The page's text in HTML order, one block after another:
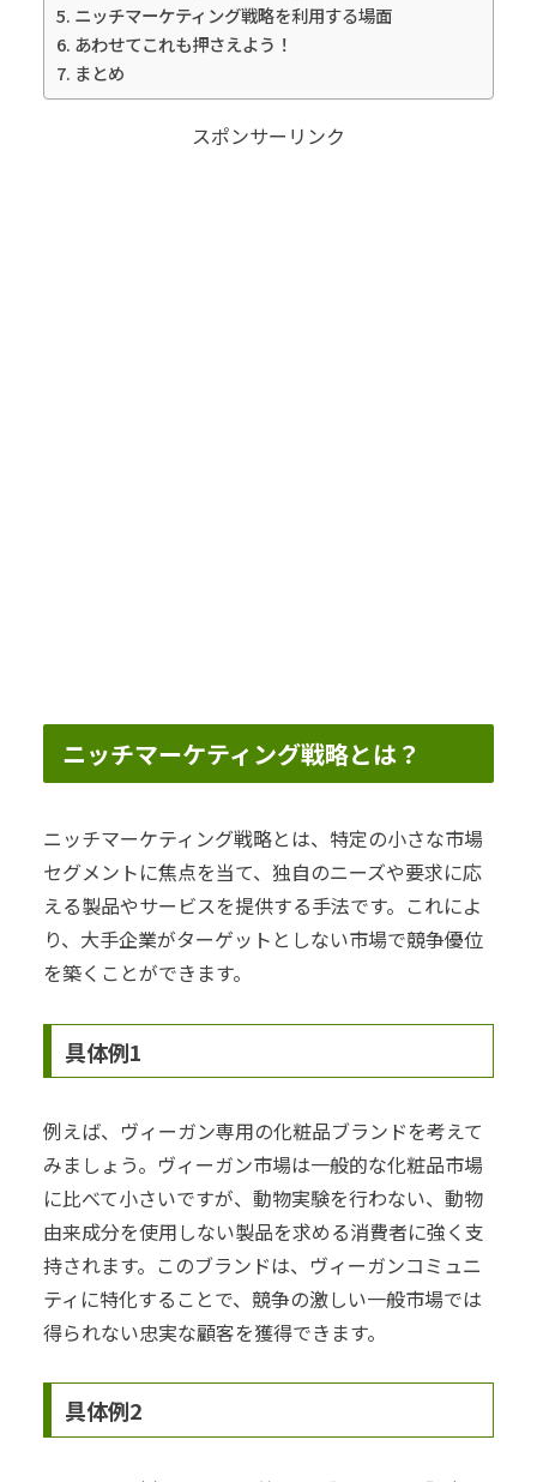
ニッチマーケティング戦略を利用する場面
あわせてこれも押さえよう！
まとめ
スポンサーリンク
ニッチマーケティング戦略とは？
ニッチマーケティング戦略とは、特定の小さな市場
セグメントに焦点を当て、独自のニーズや要求に応
える製品やサービスを提供する手法です。これによ
り、大手企業がターゲットとしない市場で競争優位
を築くことができます。
具体例1
例えば、ヴィーガン専用の化粧品ブランドを考えて
みましょう。ヴィーガン市場は一般的な化粧品市場
に比べて小さいですが、動物実験を行わない、動物
由来成分を使用しない製品を求める消費者に強く支
持されます。このブランドは、ヴィーガンコミュニ
ティに特化することで、競争の激しい一般市場では
得られない忠実な顧客を獲得できます。
具体例2